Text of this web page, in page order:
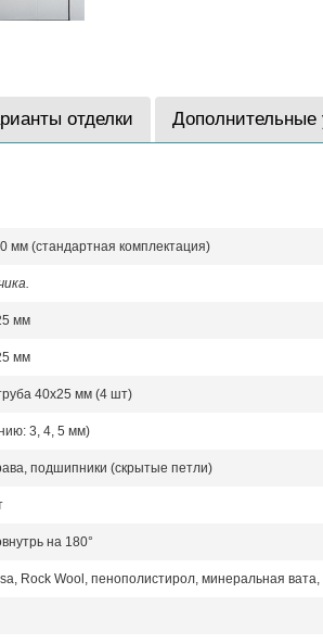
отделки Дополнительные
мм (стандартная комплектация)
мм
мм
40х25 мм (4 шт)
3, 4, 5 мм)
подшипники (скрытые петли)
на 180°
Rock Wool, пенополистирол, минеральная